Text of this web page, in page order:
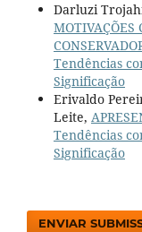
Darluzi
MOTIVAÇÕES
Tendências
Significação
Erivaldo
Leite,
Tendências
Significação
ENVIAR